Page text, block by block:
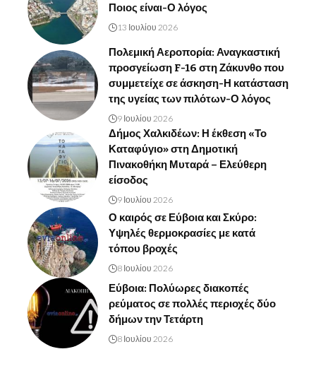
Ποιος είναι-Ο λόγος
13 Ιουλίου 2026
Πολεμική Αεροπορία: Αναγκαστική
προσγείωση F-16 στη Ζάκυνθο που
συμμετείχε σε άσκηση-Η κατάσταση
της υγείας των πιλότων-Ο λόγος
9 Ιουλίου 2026
Δήμος Χαλκιδέων: Η έκθεση «Το
Καταφύγιο» στη Δημοτική
Πινακοθήκη Μυταρά – Ελεύθερη
είσοδος
9 Ιουλίου 2026
Ο καιρός σε Εύβοια και Σκύρο:
Υψηλές θερμοκρασίες με κατά
τόπου βροχές
8 Ιουλίου 2026
Εύβοια: Πολύωρες διακοπές
ρεύματος σε πολλές περιοχές δύο
δήμων την Τετάρτη
8 Ιουλίου 2026